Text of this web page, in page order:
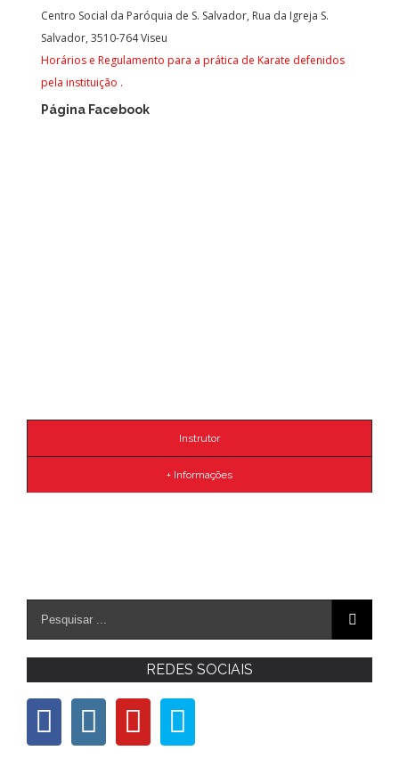
Centro Social da Paróquia de S. Salvador, Rua da Igreja S.
Salvador, 3510-764 Viseu
Horários e Regulamento para a prática de Karate defenidos
pela instituição .
Página Facebook
Instrutor
+ Informações
REDES SOCIAIS